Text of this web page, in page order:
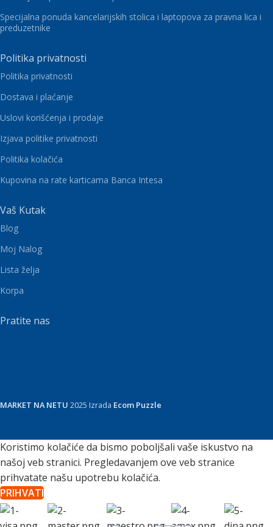
Specijalna ponuda kancelarijskih stolica i laptopova za pravna lica i
preduzetnike
Politika privatnosti
Politika privatnosti
Dostava i plaćanje
Uslovi korišćenja i prodaje
Izjava politike privatnosti
Politika kolačića
Kupovina na rate karticama Banca Intesa
Vaš Kutak
Blog
Moj Nalog
Lista želja
Korpa
Pratite nas
MARKET NA NETU 2025 Izrada Ecom Puzzle
Koristimo kolačiće da bismo poboljšali vaše iskustvo na
našoj veb stranici. Pregledavanjem ove veb stranice
prihvatate našu upotrebu kolačića.
PRIHVATI